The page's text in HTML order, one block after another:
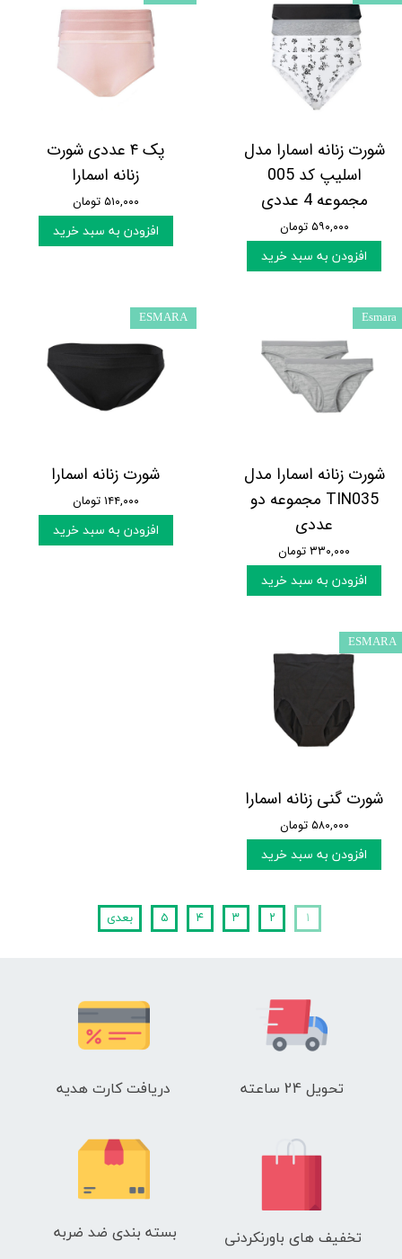
شورت زنانه اسمارا مدل
اسلیپ کد 005
مجموعه 4 عددی
۵۹۰,۰۰۰ تومان
افزودن به سبد خرید
پک ۴ عددی شورت
زنانه اسمارا
۵۱۰,۰۰۰ تومان
افزودن به سبد خرید
شورت زنانه اسمارا مدل
TIN035 مجموعه دو
عددی
۳۳۰,۰۰۰ تومان
افزودن به سبد خرید
Esmara
شورت زنانه اسمارا
۱۴۴,۰۰۰ تومان
افزودن به سبد خرید
ESMARA
شورت گنی زنانه اسمارا
۵۸۰,۰۰۰ تومان
افزودن به سبد خرید
ESMARA
۱ ۲ ۳ ۴ ۵ بعدی
تحویل 24 ساعته دریافت کارت هدیه
تخفیف های باورنکردنی بسته بندی ضد ضربه